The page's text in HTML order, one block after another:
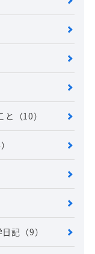
と （10）
日記 （9）